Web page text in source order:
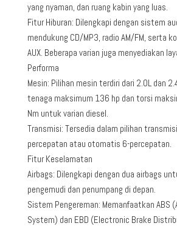
yang nyaman, dan ruang kabin yang luas.
Fitur Hiburan: Dilengkapi dengan sistem
mendukung CD/MP3, radio AM/FM, serta
AUX. Beberapa varian juga menyediakan
Performa
Mesin: Pilihan mesin terdiri dari 2.0L dan
tenaga maksimum 136 hp dan torsi
Nm untuk varian diesel.
Transmisi: Tersedia dalam pilihan
percepatan atau otomatis 6-percepatan.
Fitur Keselamatan
Airbags: Dilengkapi dengan dua airbags
pengemudi dan penumpang di depan.
Sistem Pengereman: Memanfaatkan ABS
System) dan EBD (Electronic Brake